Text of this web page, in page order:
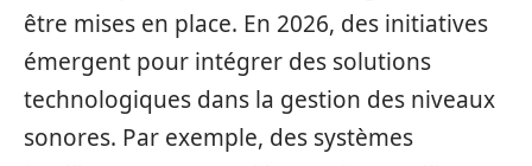
être mises en place. En 2026, des initiatives
émergent pour intégrer des solutions
technologiques dans la gestion des niveaux
sonores. Par exemple, des systèmes